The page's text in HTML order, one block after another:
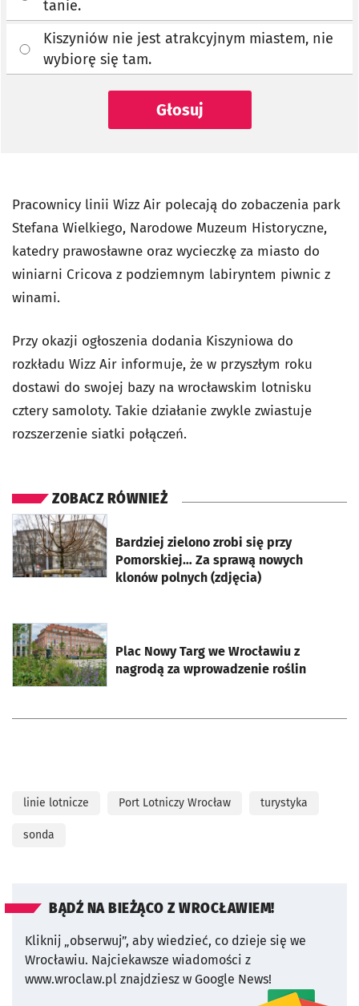
tanie.
Kiszyniów nie jest atrakcyjnym miastem, nie
wybiorę się tam.
Głosuj
Pracownicy linii Wizz Air polecają do zobaczenia park
Stefana Wielkiego, Narodowe Muzeum Historyczne,
katedry prawosławne oraz wycieczkę za miasto do
winiarni Cricova z podziemnym labiryntem piwnic z
winami.
Przy okazji ogłoszenia dodania Kiszyniowa do
rozkładu Wizz Air informuje, że w przyszłym roku
dostawi do swojej bazy na wrocławskim lotnisku
cztery samoloty. Takie działanie zwykle zwiastuje
rozszerzenie siatki połączeń.
ZOBACZ RÓWNIEŻ
Bardziej zielono zrobi się przy
Pomorskiej… Za sprawą nowych
klonów polnych (zdjęcia)
otworzy się w nowej karcie
Plac Nowy Targ we Wrocławiu z
nagrodą za wprowadzenie roślin
otworzy się w nowej karcie
linie lotnicze Port Lotniczy Wrocław turystyka
sonda
BĄDŹ NA BIEŻĄCO Z WROCŁAWIEM!
Kliknij „obserwuj”, aby wiedzieć, co dzieje się we
Wrocławiu. Najciekawsze wiadomości z
www.wroclaw.pl znajdziesz w Google News!